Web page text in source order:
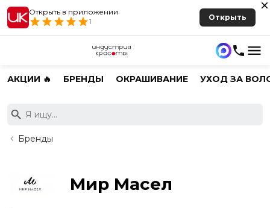
Открыть в приложении
1
Открыть
АКЦИИ 🔥 БРЕНДЫ ОКРАШИВАНИЕ УХОД ЗА
Бренды
Мир Масел